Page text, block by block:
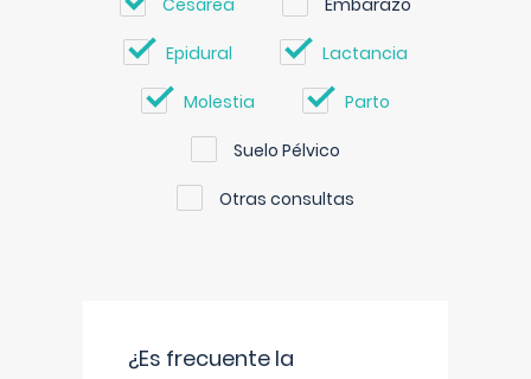
Cesárea Embarazo
Epidural Lactancia
Molestia Parto
Suelo Pélvico
Otras consultas
¿Es frecuente la